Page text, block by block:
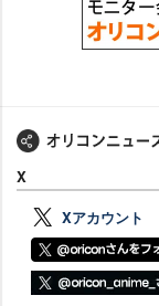
X
Xアカウント